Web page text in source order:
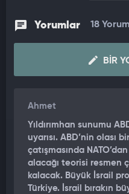
Türkiye Milli Savunma
Merkezi tarafından geliştirilen
özelliklerine dikkat çekilen
menzile ve Mach 25, yani ses
şekilde rekabetçi
genişletiyor." ifadeleri
konfigürasyona ve sıvı
belirten analistler, "Bu
tasarlandı ve önemli
hedef alıyor." dedi.
Yorumlar 18
BIR
Ahmet
Yıldırımhan sunumu
uyarısı. ABD’nin olası
çatışmasında
alacağı teorisi resmen
kalacak. Büyük İsrail
Türkiye. İsrail bırakın